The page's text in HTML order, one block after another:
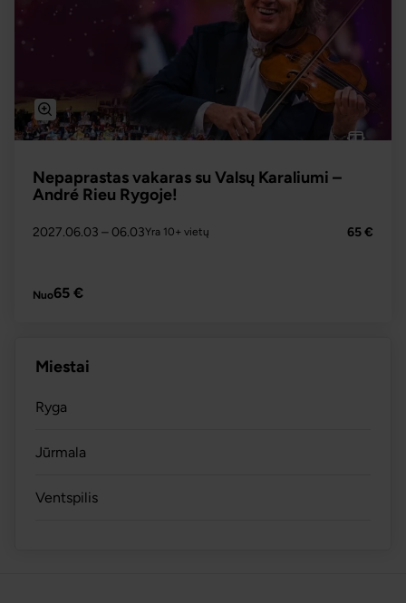
Nepaprastas vakaras su Valsų Karaliumi –
André Rieu Rygoje!
2027.06.03 – 06.03Yra 10+ vietų 65 €
Nuo65 €
Miestai
Ryga
Jūrmala
Ventspilis